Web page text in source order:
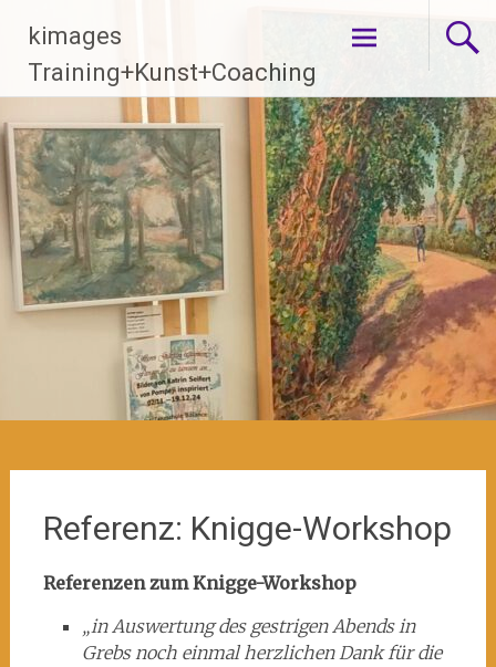
Inhalt
springen
kimages
Training+Kunst+Coaching
Referenz: Knigge-Workshop
Referenzen zum Knigge-Workshop
„in Auswertung des gestrigen Abends in
Grebs noch einmal herzlichen Dank für die